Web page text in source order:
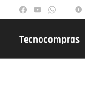
Tecnocompras